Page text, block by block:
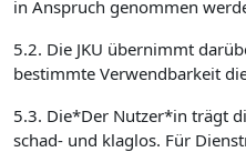
in Anspruch genommen
5.2. Die JKU übernimmt
bestimmte Verwendbarkeit
5.3. Die*Der Nutzer*in trägt
schad- und klaglos. Für